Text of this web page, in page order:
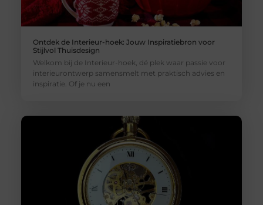
Ontdek de Interieur-hoek: Jouw Inspiratiebron voor
Stijlvol Thuisdesign
Welkom bij de Interieur-hoek, dé plek waar passie voor
interieurontwerp samensmelt met praktisch advies en
inspiratie. Of je nu een